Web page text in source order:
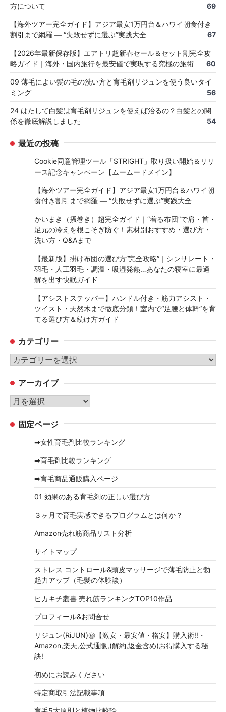
方について
69
【海外ツアー完全ガイド】アジア最安1万円台＆ハワイ朝食付き
割引まで網羅 ― “失敗せずに選ぶ”実践大全
67
【2026年最新保存版】エアトリ超新春セール＆セット割完全攻
略ガイド｜海外・国内旅行を最安値で実現する究極の旅術
60
09 薄毛によい髪の毛の洗い方と育毛剤リジュンを使う良いタイ
ミング
56
24 はたして白髪は育毛剤リジュンを使えば治るの？白髪との関
係を徹底解説しました
54
最近の投稿
Cookie同意管理ツール「STRIGHT」取り扱い開始＆リリ
ース記念キャンペーン【ムームードメイン】
【海外ツアー完全ガイド】アジア最安1万円台＆ハワイ朝
食付き割引まで網羅 ― “失敗せずに選ぶ”実践大全
かいまき（掻巻き）超完全ガイド｜“着る布団”で肩・首・
足元の冷えを根こそぎ防ぐ！素材別おすすめ・選び方・
洗い方・Q&Aまで
【最新版】掛け布団の選び方“完全攻略”｜シンサレート・
羽毛・人工羽毛・調温・吸湿発熱…あなたの寝室に最適
解を出す快眠ガイド
【アシストステッパー】ハンドル付き・筋力アシスト・
ツイスト・天然木まで徹底分類！室内で“足腰と体幹”を育
てる選び方＆続け方ガイド
カテゴリー
カ
ゴ
リ
ー
アーカイブ
ア
カ 固定ページ
➡女性育毛剤比較ランキング
➡育毛剤比較ランキング
➡育毛商品通販購入ページ
01 効果のある育毛剤の正しい選び方
３ヶ月で育毛実感できるプログラムとは何か？
Amazon売れ筋商品リスト分析
サイトマップ
ストレス コントロール&頭皮マッサージで薄毛防止と勃
起力アップ（毛髪の体験談）
ピカキチ叢書 売れ筋ランキングTOP10作品
プロフィール&お問合せ
リジュン(RiJUN)㊙【激安・最安値・格安】購入術!!・
Amazon,楽天,公式通販,(解約,返金含め)お得購入する秘
訣!
初めにお読みください
特定商取引法記載事項